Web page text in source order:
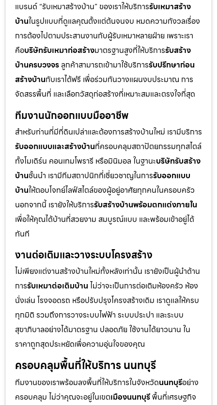
แบรนด์ “รับเหมาสร้างบ้าน” ของเราให้บริการรับเหมาสร้าง
บ้านในรูปแบบที่ดูแลคุณตั้งแต่ต้นจนจบ หมดความกังวลเรื่อง
การต้องไปตามประสานงานกับผู้รับเหมาหลายฝ่าย เพราะเรา
คือบริษัทรับเหมาก่อสร้างมาตรฐานสูงที่ให้บริการรับสร้าง
บ้านครบวงจร ลูกค้าสามารถเข้ามาใช้บริการรับปรึกษาก่อน
สร้างบ้านกับเราได้ฟรี เพื่อร่วมกันวางแผนงบประมาณ การ
จัดสรรพื้นที่ และเลือกวัสดุก่อสร้างที่เหมาะสมและตรงใจที่สุด
ทีมงานนักออกแบบมืออาชีพ
สำหรับท่านที่มีที่ดินเปล่าและต้องการสร้างบ้านใหม่ เรามีบริการ
รับออกแบบและสร้างบ้านที่ครอบคลุมสถาปัตยกรรมทุกสไตล์
ทั้งโมเดิร์น คอนเทมโพรารี หรือมินิมอล ในฐานะบริษัทรับสร้าง
บ้านชั้นนำ เรามีทีมสถาปนิกที่เชี่ยวชาญในการรับออกแบบ
บ้านให้ตอบโจทย์ไลฟ์สไตล์ของผู้อยู่อาศัยทุกคนในครอบครัว
นอกจากนี้ เรายังให้บริการรับสร้างบ้านพร้อมตกแต่งภายใน
เพื่อให้คุณได้บ้านที่สวยงาม สมบูรณ์แบบ และพร้อมเข้าอยู่ได้
ทันที
งานต่อเติมและวางระบบโครงสร้าง
ไม่เพียงแต่งานสร้างบ้านใหม่ทั้งหลังเท่านั้น เรายังเป็นผู้นำด้าน
การรับเหมาต่อเติมบ้าน ไม่ว่าจะเป็นการต่อเติมห้องครัว ห้อง
นั่งเล่น โรงจอดรถ หรือปรับปรุงโครงสร้างเดิม เราดูแลให้ครบ
ทุกมิติ รวมถึงการวางระบบไฟฟ้า ระบบประปา และระบบ
สุขาภิบาลอย่างได้มาตรฐาน ปลอดภัย ใช้งานได้ยาวนาน ใน
ราคาถูกสุดประหยัดเพื่อความอุ่นใจของคุณ
ครอบคลุมพื้นที่ให้บริการ นนทบุรี
ทีมงานของเราพร้อมลงพื้นที่ให้บริการในจังหวัดนนทบุรีอย่าง
ครอบคลุม ไม่ว่าคุณจะอยู่ในเขตเมืองนนทบุรีพื้นที่เศรษฐกิจ